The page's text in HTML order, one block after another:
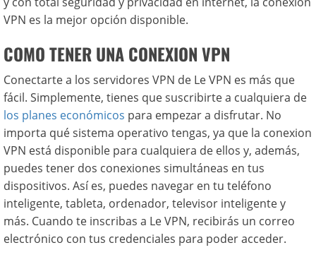
VPN es la mejor opción disponible.
COMO TENER UNA CONEXION VPN
Conectarte a los servidores VPN de Le VPN es más que
fácil. Simplemente, tienes que suscribirte a cualquiera de
los planes económicos para empezar a disfrutar. No
importa qué sistema operativo tengas, ya que la conexion
VPN está disponible para cualquiera de ellos y, además,
puedes tener dos conexiones simultáneas en tus
dispositivos. Así es, puedes navegar en tu teléfono
inteligente, tableta, ordenador, televisor inteligente y
más. Cuando te inscribas a Le VPN, recibirás un correo
electrónico con tus credenciales para poder acceder.